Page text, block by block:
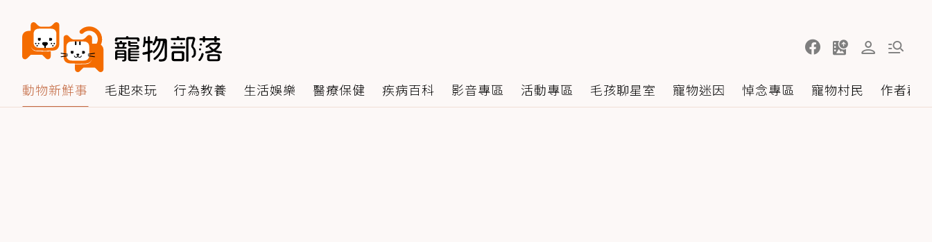
動物新鮮事 毛起來玩 行為教養 生活娛樂 醫療保健 疾病百科 影音專區 活動專區 毛孩聊星室 寵物迷因 悼念專區 寵物村民 作者群